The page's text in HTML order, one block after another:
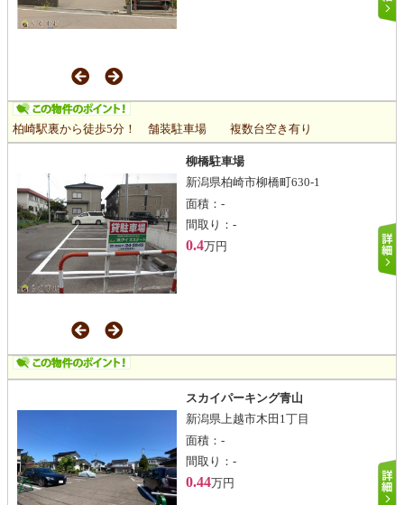
柏崎駅裏から徒歩5分！ 舗装駐車場 複数台空き有り
柳橋駐車場
新潟県柏崎市柳橋町630-1
面積： -
間取り： -
0.4万円
スカイパーキング青山
新潟県上越市木田1丁目
面積： -
間取り： -
0.44万円